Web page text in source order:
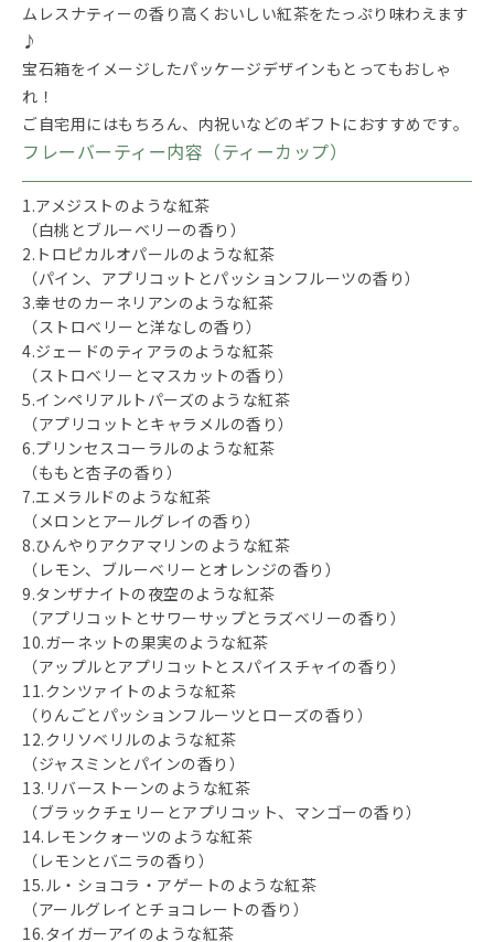
ムレスナティーの香り高くおいしい紅茶をたっぷり味わえます
♪
宝石箱をイメージしたパッケージデザインもとってもおしゃ
れ！
ご自宅用にはもちろん、内祝いなどのギフトにおすすめです。
フレーバーティー内容（ティーカップ）
1.アメジストのような紅茶
（白桃とブルーベリーの香り）
2.トロピカルオパールのような紅茶
（パイン、アプリコットとパッションフルーツの香り）
3.幸せのカーネリアンのような紅茶
（ストロベリーと洋なしの香り）
4.ジェードのティアラのような紅茶
（ストロベリーとマスカットの香り）
5.インペリアルトパーズのような紅茶
（アプリコットとキャラメルの香り）
6.プリンセスコーラルのような紅茶
（ももと杏子の香り）
7.エメラルドのような紅茶
（メロンとアールグレイの香り）
8.ひんやりアクアマリンのような紅茶
（レモン、ブルーベリーとオレンジの香り）
9.タンザナイトの夜空のような紅茶
（アプリコットとサワーサップとラズベリーの香り）
10.ガーネットの果実のような紅茶
（アップルとアプリコットとスパイスチャイの香り）
11.クンツァイトのような紅茶
（りんごとパッションフルーツとローズの香り）
12.クリソベリルのような紅茶
（ジャスミンとパインの香り）
13.リバーストーンのような紅茶
（ブラックチェリーとアプリコット、マンゴーの香り）
14.レモンクォーツのような紅茶
（レモンとバニラの香り）
15.ル・ショコラ・アゲートのような紅茶
（アールグレイとチョコレートの香り）
16.タイガーアイのような紅茶